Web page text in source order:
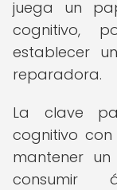
juega un
cognitivo,
establecer
reparadora.
La clave
cognitivo
mantener
consumir